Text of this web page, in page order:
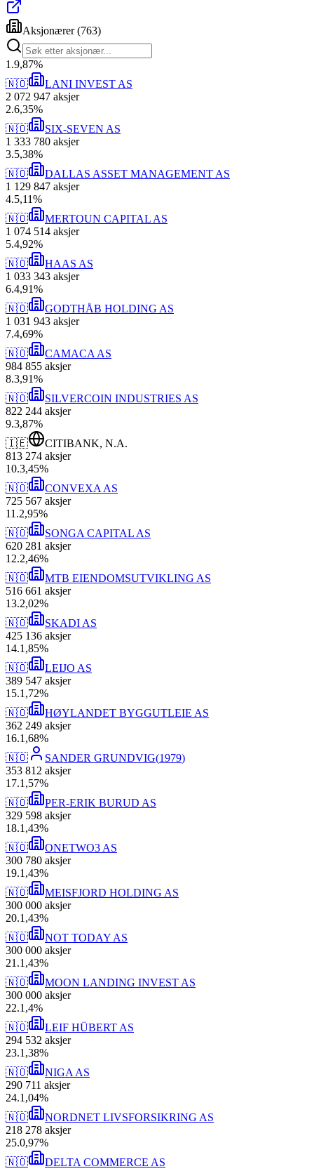
Aksjonærer(763)
1 .9,87%
🇳🇴
LANI INVEST AS
2 072 947 aksjer
2.6,35%
🇳🇴
SIX-SEVEN AS
1 333 780 aksjer
3.5,38%
🇳🇴
DALLAS ASSET MANAGEMENT AS
1 129 847 aksjer
4.5,11%
🇳🇴
MERTOUN CAPITAL AS
1 074 514 aksjer
5.4,92%
🇳🇴
HAAS AS
1 033 343 aksjer
6.4,91%
🇳🇴
GODTHÅB HOLDING AS
1 031 943 aksjer
7.4,69%
🇳🇴
CAMACA AS
984 855 aksjer
8.3,91%
🇳🇴
SILVERCOIN INDUSTRIES AS
822 244 aksjer
9.3,87%
🇮🇪
CITIBANK, N.A.
813 274 aksjer
10.3,45%
🇳🇴
CONVEXA AS
725 567 aksjer
11 .2,95%
🇳🇴
SONGA CAPITAL AS
620 281 aksjer
12.2,46%
🇳🇴
MTB EIENDOMSUTVIKLING AS
516 661 aksjer
13.2,02%
🇳🇴
SKADI AS
425 136 aksjer
14.1,85%
🇳🇴
LEIJO AS
389 547 aksjer
15.1,72%
🇳🇴
HØYLANDET BYGGUTLEIE AS
362 249 aksjer
16.1,68%
🇳🇴
SANDER GRUNDVIG(1979)
353 812 aksjer
17.1,57%
🇳🇴
PER-ERIK BURUD AS
329 598 aksjer
18.1,43%
🇳🇴
ONETWO3 AS
300 780 aksjer
19.1,43%
🇳🇴
MEISFJORD HOLDING AS
300 000 aksjer
20.1,43%
🇳🇴
NOT TODAY AS
300 000 aksjer
21 .1,43%
🇳🇴
MOON LANDING INVEST AS
300 000 aksjer
22.1,4%
🇳🇴
LEIF HÜBERT AS
294 532 aksjer
23.1,38%
🇳🇴
NIGA AS
290 711 aksjer
24.1,04%
🇳🇴
NORDNET LIVSFORSIKRING AS
218 278 aksjer
25.0,97%
🇳🇴
DELTA COMMERCE AS